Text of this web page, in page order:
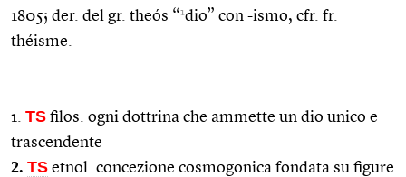
1805; der. del gr. theós “1dio” con -ismo, cfr. fr.
théisme.
1. TS filos. ogni dottrina che ammette un dio unico e
trascendente
2. TS etnol. concezione cosmogonica fondata su figure